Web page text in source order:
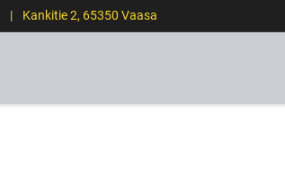
| Kankitie 2, 65350 Vaasa